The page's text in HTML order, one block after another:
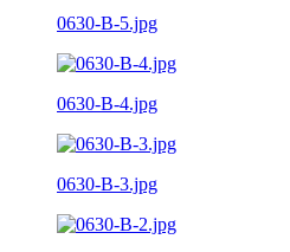
0630-B-5.jpg
0630-B-4.jpg
0630-B-3.jpg